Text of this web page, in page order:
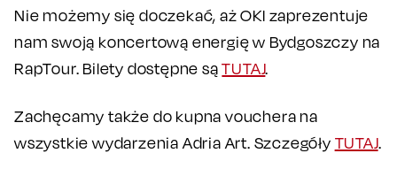
Nie możemy się doczekać, aż OKI zaprezentuje
nam swoją koncertową energię w Bydgoszczy na
RapTour. Bilety dostępne sąTUTAJ.
Zachęcamy także do kupna vouchera na
wszystkie wydarzenia Adria Art. Szczegóły TUTAJ.